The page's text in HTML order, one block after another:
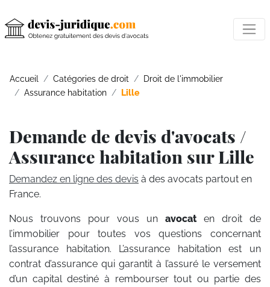
Accueil Catégories de droit
Droit de l'immobilier
Assurance habitation
Lille
Demande de devis d'avocats /
Assurance habitation sur Lille
Demandez en ligne des devis à des avocats partout en
France.
Nous trouvons pour vous un avocat en droit de
l’immobilier pour toutes vos questions concernant
l’assurance habitation. L’assurance habitation est un
contrat d’assurance qui garantit à l’assuré le versement
d’un capital destiné à rembourser tout ou partie des